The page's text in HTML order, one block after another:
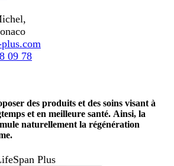
09 78
des produits et des soins visant à
et en meilleure santé. Ainsi, la
naturellement la régénération
Plus